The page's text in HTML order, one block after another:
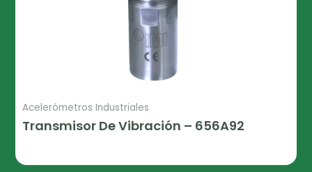
Acelerómetros Industriales
Transmisor De Vibración – 656A92